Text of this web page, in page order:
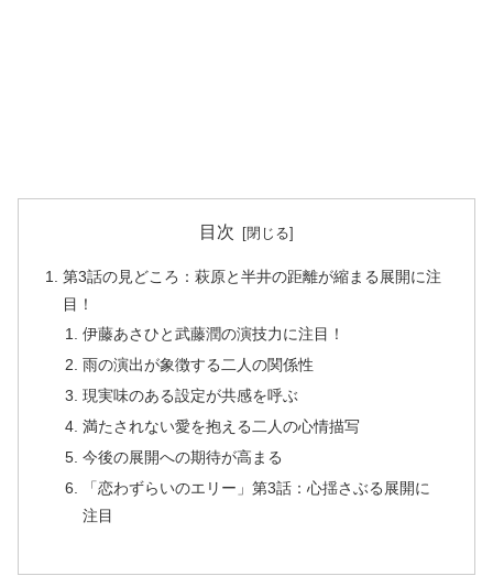
目次
第3話の見どころ：萩原と半井の距離が縮まる展開に注
目！
伊藤あさひと武藤潤の演技力に注目！
雨の演出が象徴する二人の関係性
現実味のある設定が共感を呼ぶ
満たされない愛を抱える二人の心情描写
今後の展開への期待が高まる
「恋わずらいのエリー」第3話：心揺さぶる展開に
注目